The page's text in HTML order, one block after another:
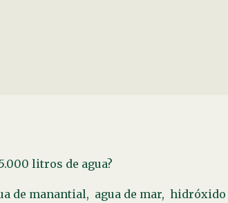
litros de agua?
de manantial, agua de mar, hidróxido